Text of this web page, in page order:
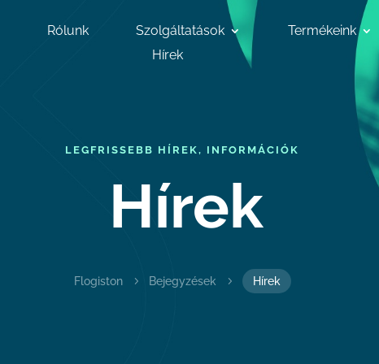
Rólunk Szolgáltatások
Termékeink
Hírek
LEGFRISSEBB HÍREK, INFORMÁCIÓK
Hírek
Flogiston 5 Bejegyzések 5 Hírek